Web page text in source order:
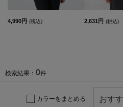
4,990円 (税込) 2,631円 (税込)
検索結果： 0件
カラーをまとめる